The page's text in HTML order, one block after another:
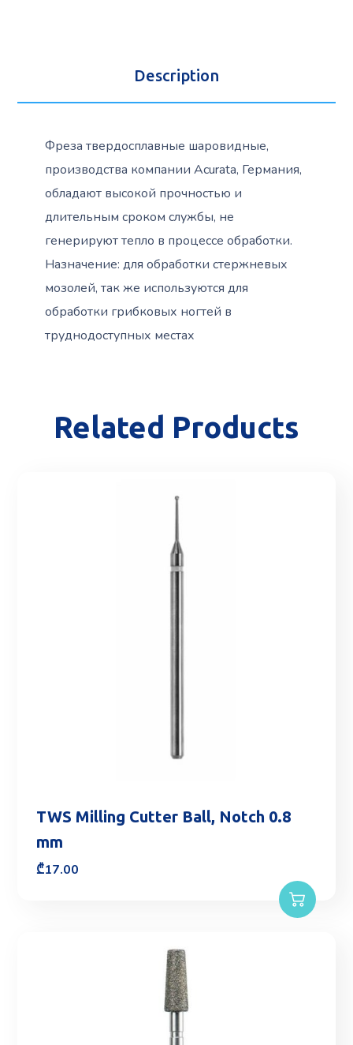
Description
Фреза твердосплавные шаровидные,
производства компании Acurata, Германия,
обладают высокой прочностью и
длительным сроком службы, не
генерируют тепло в процессе обработки.
Назначение: для обработки стержневых
мозолей, так же используются для
обработки грибковых ногтей в
труднодоступных местах
Related Products
TWS Milling Cutter Ball, Notch 0.8
mm
₾17.00